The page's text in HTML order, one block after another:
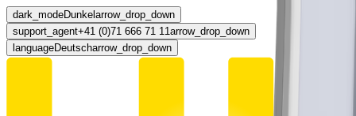
dark_modeDunkel arrow_drop_down
support_agent+41 (0)71 666 71 11arrow_drop_down
languageDeutscharrow_drop_down